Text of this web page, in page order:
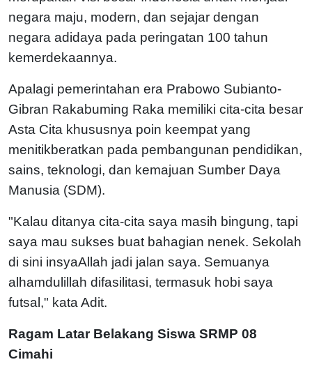
negara maju, modern, dan sejajar dengan
negara adidaya pada peringatan 100 tahun
kemerdekaannya.
Apalagi pemerintahan era Prabowo Subianto-
Gibran Rakabuming Raka memiliki cita-cita besar
Asta Cita khususnya poin keempat yang
menitikberatkan pada pembangunan pendidikan,
sains, teknologi, dan kemajuan Sumber Daya
Manusia (SDM).
"Kalau ditanya cita-cita saya masih bingung, tapi
saya mau sukses buat bahagian nenek. Sekolah
di sini insyaAllah jadi jalan saya. Semuanya
alhamdulillah difasilitasi, termasuk hobi saya
futsal," kata Adit.
Ragam Latar Belakang Siswa SRMP 08
Cimahi